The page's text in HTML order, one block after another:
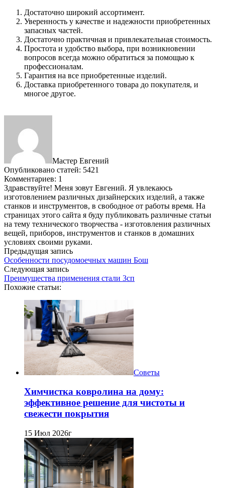
Достаточно широкий ассортимент.
Уверенность у качестве и надежности приобретенных
запасных частей.
Достаточно практичная и привлекательная стоимость.
Простота и удобство выбора, при возникновении
вопросов всегда можно обратиться за помощью к
профессионалам.
Гарантия на все приобретенные изделий.
Доставка приобретенного товара до покупателя, и
многое другое.
Мастер Евгений
Опубликовано статей: 5421
Комментариев: 1
Здравствуйте! Меня зовут Евгений. Я увлекаюсь
изготовлением различных дизайнерских изделий, а также
станков и инструментов, в свободное от работы время. На
страницах этого сайта я буду публиковать различные статьи
на тему технического творчества - изготовления различных
вещей, приборов, инструментов и станков в домашних
условиях своими руками.
Предыдущая запись
Особенности посудомоечных машин Бош
Следующая запись
Преимущества применения стали 3сп
Похожие статьи:
Советы
Химчистка ковролина на дому:
эффективное решение для чистоты и
свежести покрытия
15 Июл 2026г